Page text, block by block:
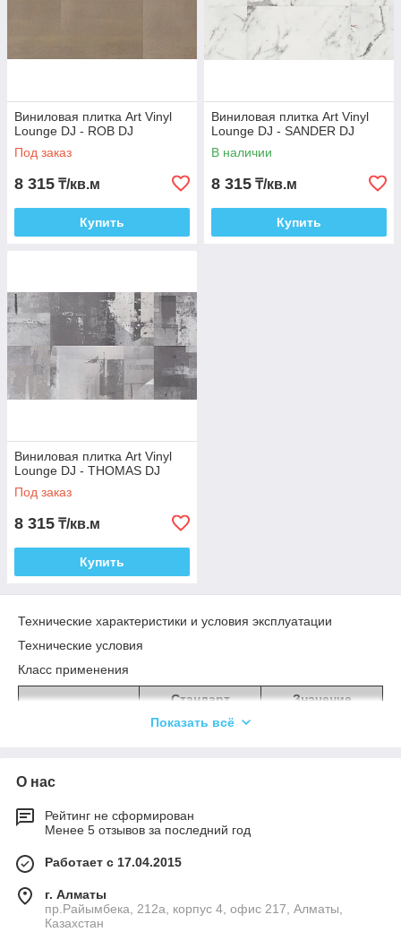
Виниловая плитка Art Vinyl
Lounge DJ - ROB DJ
Под заказ
8 315 ₸/кв.м
Купить
Виниловая плитка Art Vinyl
Lounge DJ - SANDER DJ
В наличии
8 315 ₸/кв.м
Купить
Виниловая плитка Art Vinyl
Lounge DJ - THOMAS DJ
Под заказ
8 315 ₸/кв.м
Купить
Технические характеристики и условия эксплуатации
Технические условия
Класс применения
Стандарт
Значение
помещений
ISO 10874
применения для
общественных
помещений
применения для
промышленных
Показать всё
О нас
Рейтинг не сформирован
Менее 5 отзывов за последний год
Работает с 17.04.2015
г. Алматы
пр.Райымбека, 212а, корпус 4, офис 217, Алматы,
Казахстан